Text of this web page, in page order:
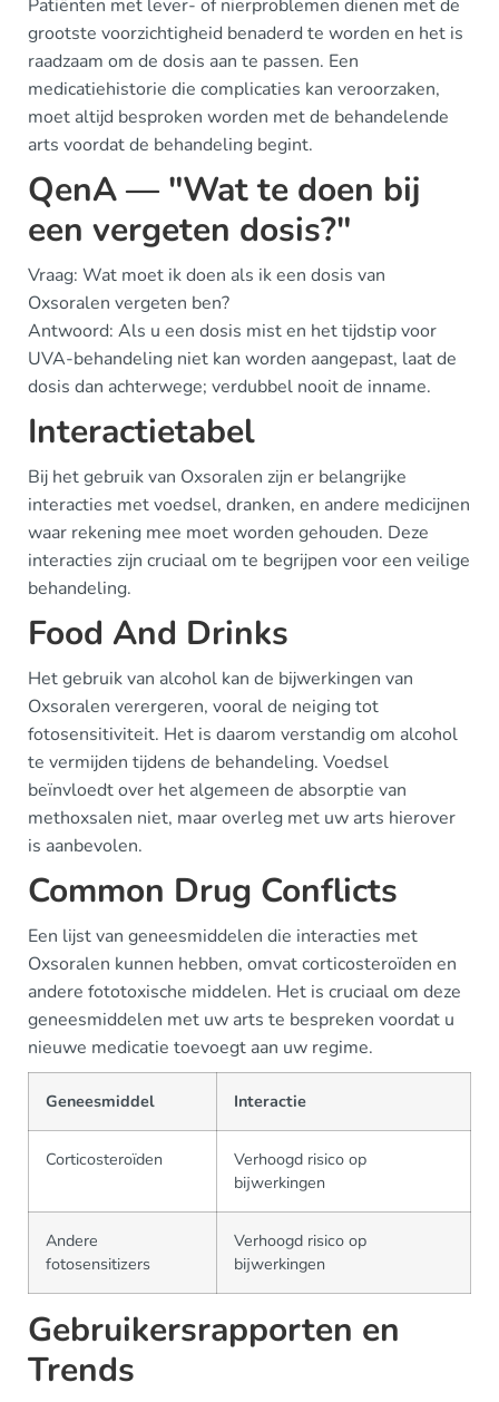
Patiënten met lever- of nierproblemen dienen met de
grootste voorzichtigheid benaderd te worden en het is
raadzaam om de dosis aan te passen. Een
medicatiehistorie die complicaties kan veroorzaken,
moet altijd besproken worden met de behandelende
arts voordat de behandeling begint.
QenA — "Wat te doen bij
een vergeten dosis?"
Vraag: Wat moet ik doen als ik een dosis van
Oxsoralen vergeten ben?
Antwoord: Als u een dosis mist en het tijdstip voor
UVA-behandeling niet kan worden aangepast, laat de
dosis dan achterwege; verdubbel nooit de inname.
Interactietabel
Bij het gebruik van Oxsoralen zijn er belangrijke
interacties met voedsel, dranken, en andere medicijnen
waar rekening mee moet worden gehouden. Deze
interacties zijn cruciaal om te begrijpen voor een veilige
behandeling.
Food And Drinks
Het gebruik van alcohol kan de bijwerkingen van
Oxsoralen verergeren, vooral de neiging tot
fotosensitiviteit. Het is daarom verstandig om alcohol
te vermijden tijdens de behandeling. Voedsel
beïnvloedt over het algemeen de absorptie van
methoxsalen niet, maar overleg met uw arts hierover
is aanbevolen.
Common Drug Conflicts
Een lijst van geneesmiddelen die interacties met
Oxsoralen kunnen hebben, omvat corticosteroïden en
andere fototoxische middelen. Het is cruciaal om deze
geneesmiddelen met uw arts te bespreken voordat u
nieuwe medicatie toevoegt aan uw regime.
Geneesmiddel Interactie
Corticosteroïden
Verhoogd risico op
bijwerkingen
Andere
fotosensitizers
Verhoogd risico op
bijwerkingen
Gebruikersrapporten en
Trends